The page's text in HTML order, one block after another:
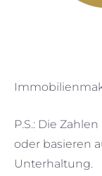
P.S.: Die
oder basieren
Unterhaltung.